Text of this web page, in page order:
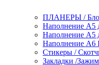
ПЛАНЕРЫ /
Наполнение А5
Наполнение А5
Наполнение А6
Стикеры /
Закладки /